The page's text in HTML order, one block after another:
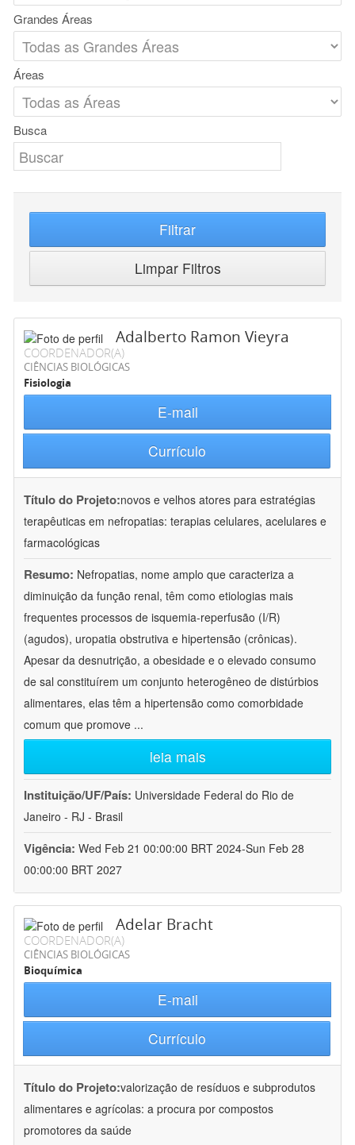
Grandes Áreas
Áreas
Busca
Filtrar
Limpar Filtros
Adalberto Ramon Vieyra
COORDENADOR(A)
CIÊNCIAS BIOLÓGICAS
Fisiologia
E-mail
Currículo
Título do Projeto:novos e velhos atores para estratégias
terapêuticas em nefropatias: terapias celulares, acelulares e
farmacológicas
Resumo: Nefropatias, nome amplo que caracteriza a
diminuição da função renal, têm como etiologias mais
frequentes processos de isquemia-reperfusão (I/R)
(agudos), uropatia obstrutiva e hipertensão (crônicas).
Apesar da desnutrição, a obesidade e o elevado consumo
de sal constituírem um conjunto heterogêneo de distúrbios
alimentares, elas têm a hipertensão como comorbidade
comum que promove ...
leia mais
Instituição/UF/País: Universidade Federal do Rio de
Janeiro - RJ - Brasil
Vigência: Wed Feb 21 00:00:00 BRT 2024-Sun Feb 28
00:00:00 BRT 2027
Adelar Bracht
COORDENADOR(A)
CIÊNCIAS BIOLÓGICAS
Bioquímica
E-mail
Currículo
Título do Projeto:valorização de resíduos e subprodutos
alimentares e agrícolas: a procura por compostos
promotores da saúde